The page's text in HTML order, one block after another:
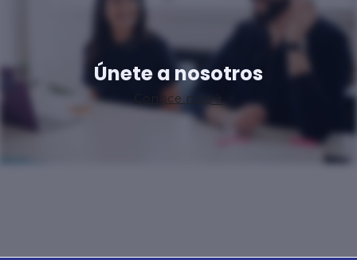
Únete a nosotros
Conoce más